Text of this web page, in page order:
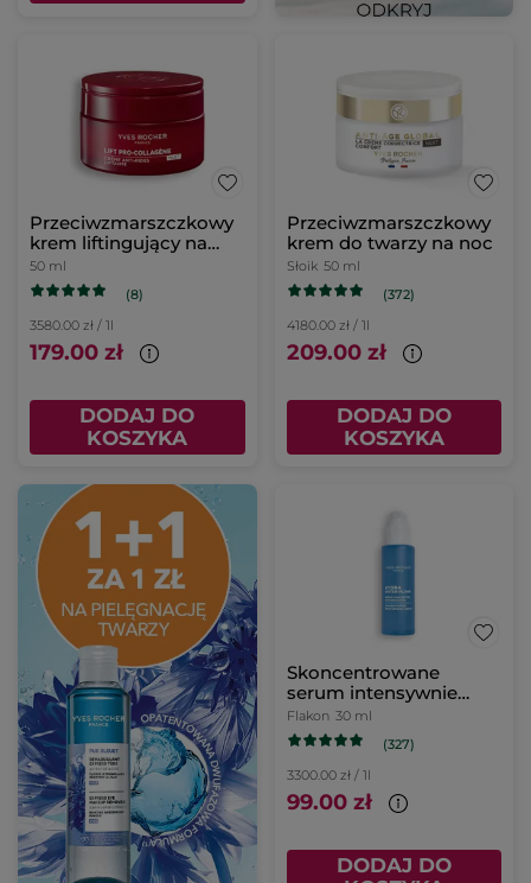
Przeciwzmarszczkowy
krem liftingujący na
noc
50 ml
(8)
3580.00 zł / 1l
179.00 zł
DODAJ DO
KOSZYKA
Przeciwzmarszczkowy
krem do twarzy na noc
Słoik 50 ml
(372)
4180.00 zł / 1l
209.00 zł
DODAJ DO
KOSZYKA
Skoncentrowane
serum intensywnie
nawilżające 30 ml
Flakon 30 ml
(327)
3300.00 zł / 1l
99.00 zł
DODAJ DO